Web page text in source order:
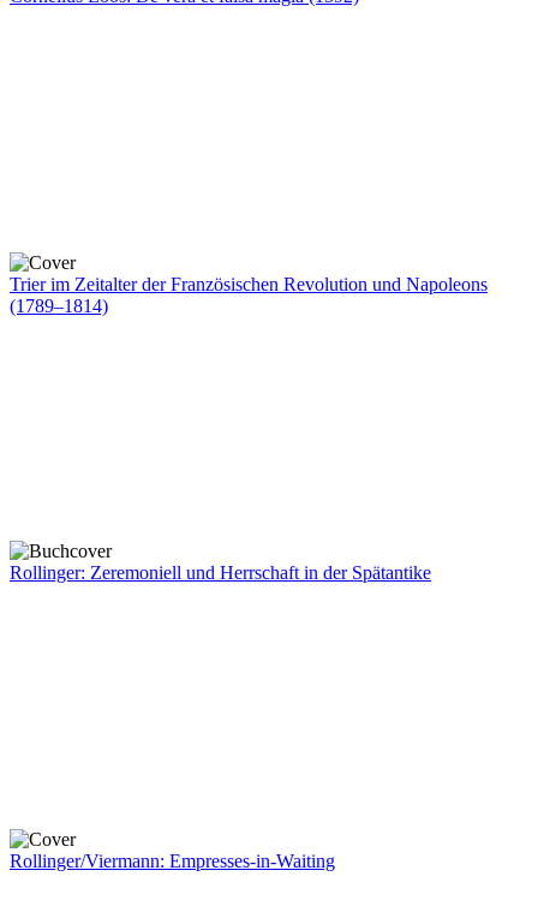
Trier im Zeitalter der Französischen Revolution und Napoleons
(1789–1814)
Rollinger: Zeremoniell und Herrschaft in der Spätantike
Rollinger/Viermann: Empresses-in-Waiting